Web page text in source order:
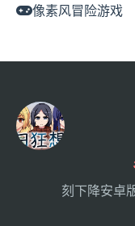
像素风冒险游戏
刻下降安卓